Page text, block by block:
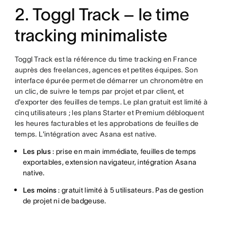
2. Toggl Track – le time
tracking minimaliste
Toggl Track est la référence du time tracking en France
auprès des freelances, agences et petites équipes. Son
interface épurée permet de démarrer un chronomètre en
un clic, de suivre le temps par projet et par client, et
d'exporter des feuilles de temps. Le plan gratuit est limité à
cinq utilisateurs ; les plans Starter et Premium débloquent
les heures facturables et les approbations de feuilles de
temps. L'intégration avec Asana est native.
Les plus: prise en main immédiate, feuilles de temps
exportables, extension navigateur, intégration Asana
native.
Les moins: gratuit limité à 5 utilisateurs. Pas de gestion
de projet ni de badgeuse.